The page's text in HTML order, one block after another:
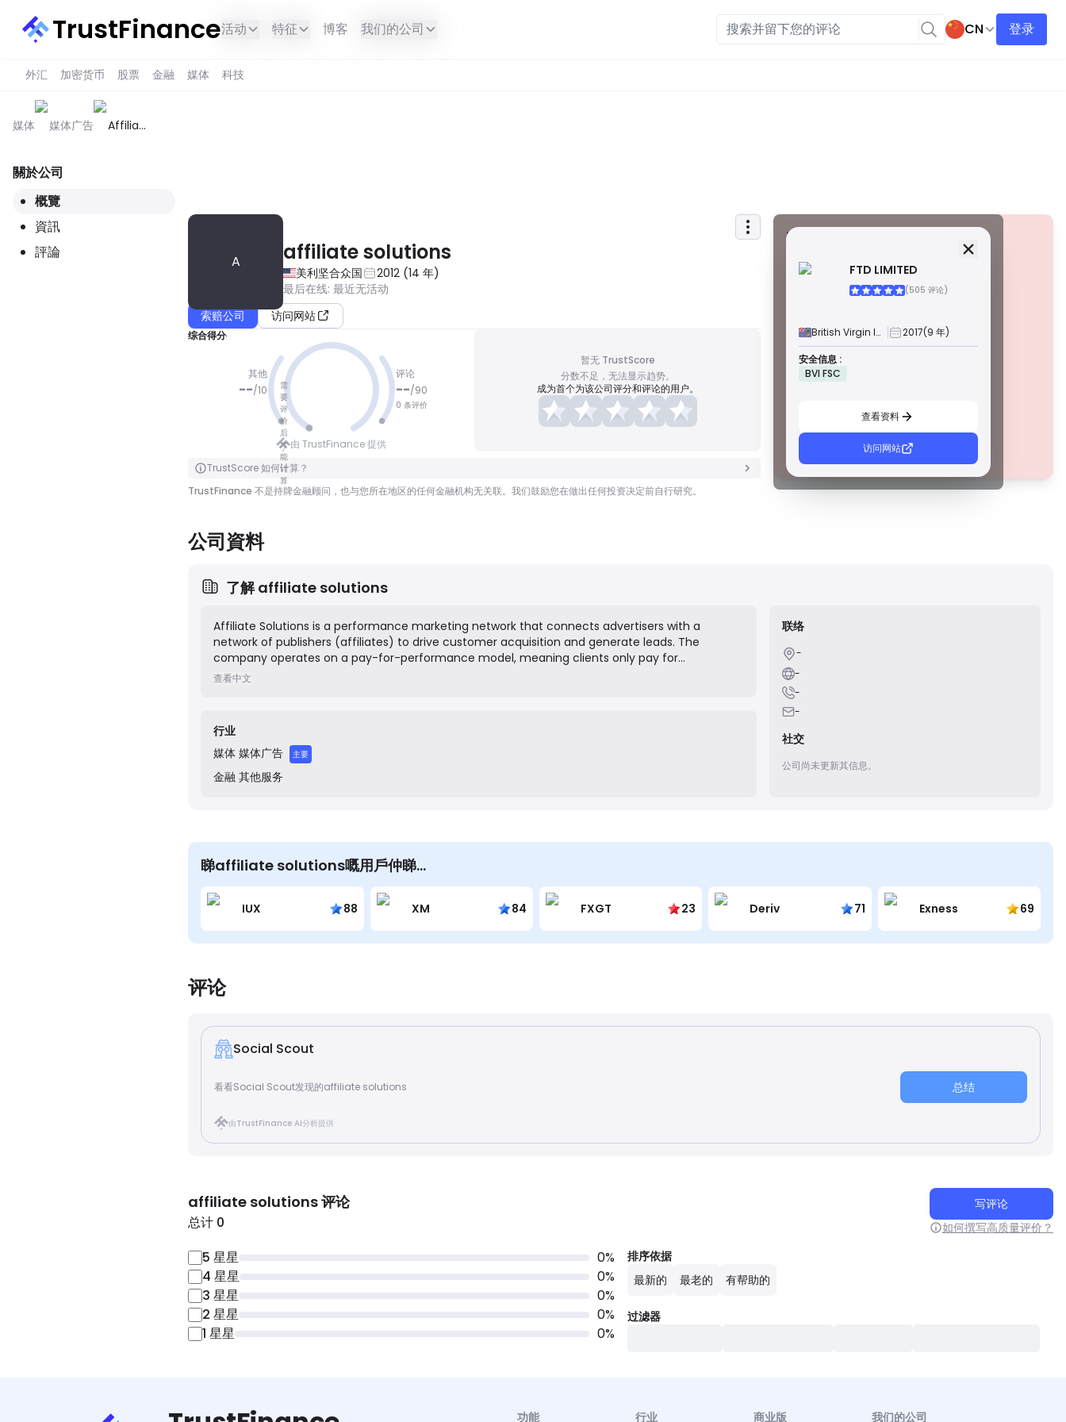
TrustFinance活动 特征 博客 我们的公司 CN 登录
外汇 加密货币 股票 金融 媒体 科技
媒体 媒体广告
Affiliate
關於公司
概覽
資訊
評論
A affiliate solutions
美利坚合众国 2012 (14 年)
最后在线: 最近无活动
索赔公司
访问网站
综合得分
其他
--/10
需
要
评
价
后
才
能
计
算
没有分数
点击翻转
评论
--/90
0 条评价
由 TrustFinance 提供
暂无 TrustScore
分数不足，无法显示趋势。
成为首个为该公司评分和评论的用户。
TrustScore 如何计算？
FTD LIMITED
(505 评论)
British Virgin Islands 2017(9 年)
安全信息 :
BVI FSC
查看资料
访问网站
安全信息
警告
每个等级的许可证在法规上有什么区别？
由全球知名监管机构颁发，这些许可证通过严格的合规性、
由受尊敬的区域监管机构授予，这些许可证提供强大的安全
措施，例如资金隔离、财务报告和补偿计划。虽然没有等级 1
如最低资本要求和 AML 政策。监管较不严格，因此交易者应
谨慎行事并验证安全措施。
来自监管最少的司法管辖区，这些许可证通常缺乏关键保
护，例如资金隔离和保险。虽然它们对运营弹性很有吸引
力，但它们对交易者构成较高的风险。
TrustFinance 不是持牌金融顾问，也与您所在地区的任何金融机构无关联。我们鼓励您在做出任何投资决定前自行研究。
公司資料
了解affiliate solutions
Affiliate Solutions is a performance marketing network that connects advertisers with a
network of publishers (affiliates) to drive customer acquisition and generate leads. The
company operates on a pay-for-performance model, meaning clients only pay for
measurable results such as sales, leads, or clicks. They provide campaign management,
查看中文
行业
媒体 媒体广告 主要
金融 其他服务
联络
-
-
-
-
社交
公司尚未更新其信息。
睇affiliate solutions嘅用戶仲睇…
IUX 88 XM 84 FXGT 23 Deriv 71 Exness 69
评论
Social Scout
看看Social Scout发现的affiliate solutions 总结
由TrustFinance AI分析提供
affiliate solutions评论
总计 0
写评论
如何撰写高质量评价？
5 星星 0%
4 星星 0%
3 星星 0%
2 星星 0%
1 星星 0%
排序依据
最新的
最老的 有帮助的
过滤器
功能 行业 商业版 我们的公司